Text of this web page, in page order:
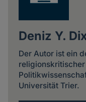
Deniz Y.
Der Autor ist ein
Universität Trier.